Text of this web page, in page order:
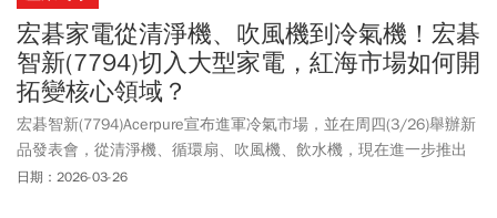
宏碁家電從清淨機、吹風機到冷氣機！宏碁
智新(7794)切入大型家電，紅海市場如何開
拓變核心領域？
宏碁智新(7794)Acerpure宣布進軍冷氣市場，並在周四(3/26)舉辦新
品發表會，從清淨機、循環扇、吹風機、飲水機，現在進一步推出
冷氣機，正式進軍大型家電市場。宏碁智新是宏碁集團旗下家電事
日期：2026-03-26